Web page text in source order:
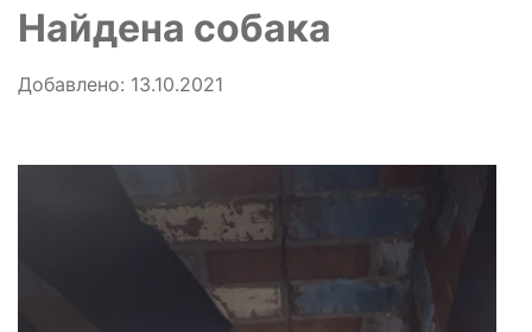
Найдена собака
Добавлено: 13.10.2021